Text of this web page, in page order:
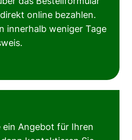
online bezahlen.
innerhalb weniger Tage
ein Angebot für Ihren